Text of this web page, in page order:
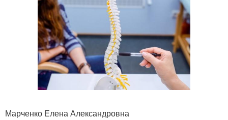
Марченко Елена Александровна